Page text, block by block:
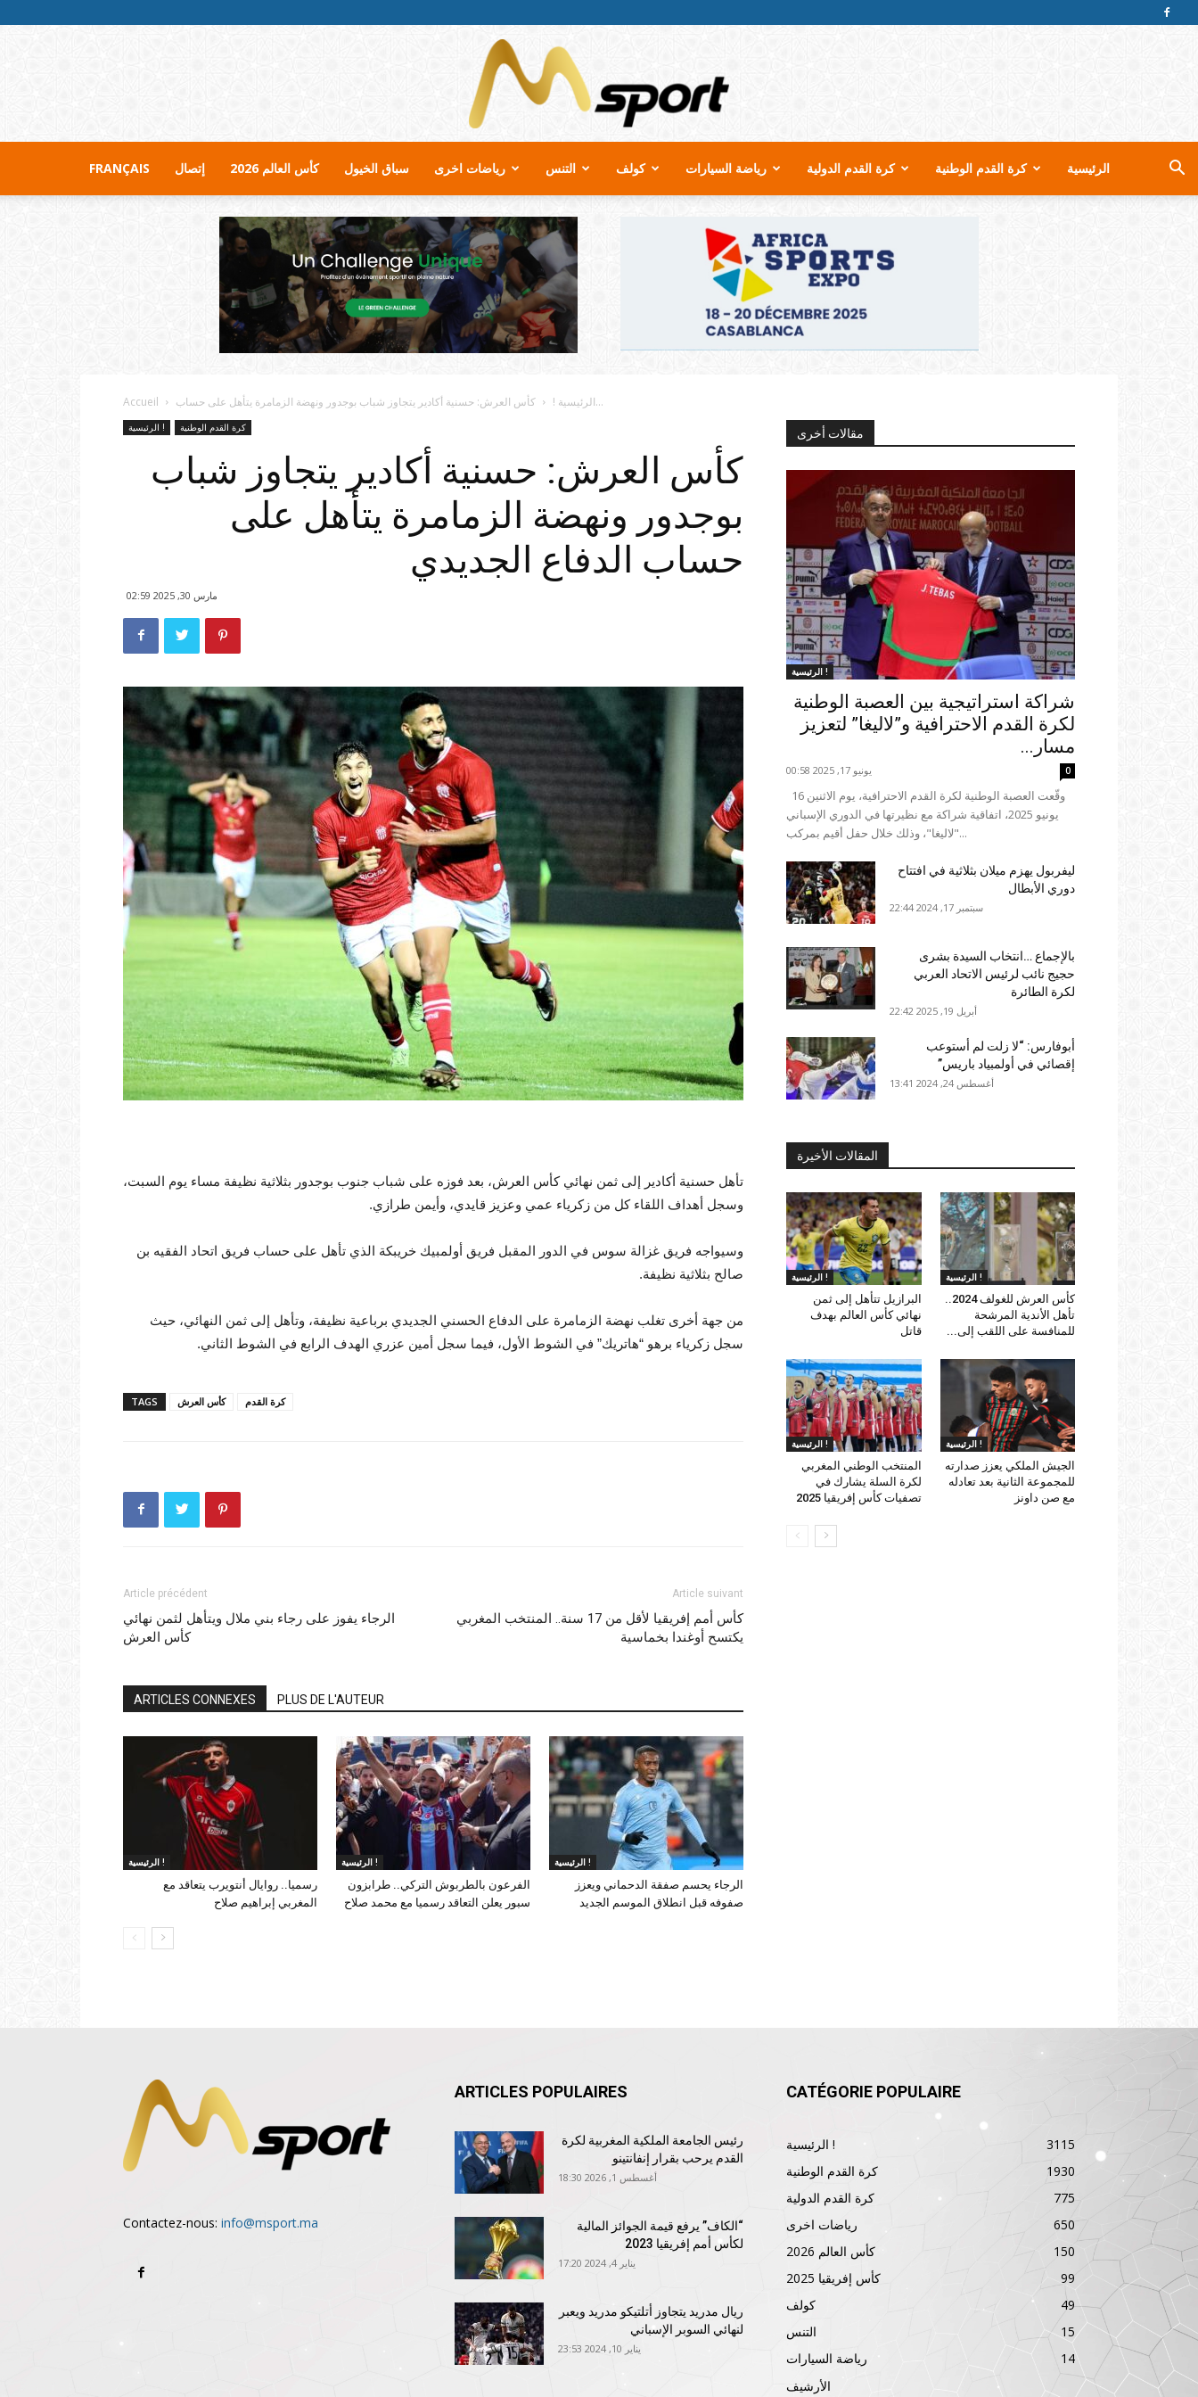
MSport.ma
FRANÇAIS إتصال كأس العالم 2026 سباق الخيول رياضات اخرى التنس كولف رياضة السيارات كرة القدم الدولية كرة القدم الوطنية الرئيسية
Accueil الرئيسية !كأس العرش: حسنية أكادير يتجاوز شباب بوجدور ونهضة الزمامرة يتأهل على حساب...
الرئيسية ! كرة القدم الوطنية
كأس العرش: حسنية أكادير يتجاوز شباب
بوجدور ونهضة الزمامرة يتأهل على
حساب الدفاع الجديدي
مارس 30, 2025 02:59
تأهل حسنية أكادير إلى ثمن نهائي كأس العرش، بعد فوزه على شباب جنوب بوجدور بثلاثية نظيفة مساء يوم السبت،
وسجل أهداف اللقاء كل من زكرياء عمي وعزيز قايدي، وأيمن طرازي.
وسيواجه فريق غزالة سوس في الدور المقبل فريق أولمبيك خريبكة الذي تأهل على حساب فريق اتحاد الفقيه بن
صالح بثلاثية نظيفة.
من جهة أخرى تغلب نهضة الزمامرة على الدفاع الحسني الجديدي برباعية نظيفة، وتأهل إلى ثمن النهائي، حيث
سجل زكرياء برهو “هاتريك” في الشوط الأول، فيما سجل أمين عزري الهدف الرابع في الشوط الثاني.
TAGS كأس العرش كرة القدم
Article précédent
الرجاء يفوز على رجاء بني ملال ويتأهل لثمن نهائي
كأس العرش
Article suivant
كأس أمم إفريقيا لأقل من 17 سنة.. المنتخب المغربي
يكتسح أوغندا بخماسية
ARTICLES CONNEXES PLUS DE L'AUTEUR
الرئيسية !
رسميا.. روايال أنتويرب يتعاقد مع
المغربي إبراهيم صلاح
الرئيسية !
الفرعون بالطربوش التركي.. طرابزون
سبور يعلن التعاقد رسميا مع محمد صلاح
الرئيسية !
الرجاء يحسم صفقة الدحماني ويعزز
صفوفه قبل انطلاق الموسم الجديد
مقالات أخرى
الرئيسية !
شراكة استراتيجية بين العصبة الوطنية
لكرة القدم الاحترافية و”لاليغا” لتعزيز
مسار...
يونيو 17, 2025 00:58 0
يونيو 2025، اتفاقية شراكة مع نظيرتها في الدوري الإسباني
"لاليغا"، وذلك خلال حفل أقيم بمركب...
ليفربول يهزم ميلان بثلاثية في افتتاح
دوري الأبطال
سبتمبر 17, 2024 22:44
بالإجماع …انتخاب السيدة بشرى
حجيج نائب لرئيس الاتحاد العربي
لكرة الطائرة
أبريل 19, 2025 22:42
أبوفارس: “لا زلت لم أستوعب
إقصائي في أولمبياد باريس”
أغسطس 24, 2024 13:41
المقالات الأخيرة
الرئيسية !
البرازيل تتأهل إلى ثمن
نهائي كأس العالم بهدف
قاتل
الرئيسية !
كأس العرش للغولف 2024..
تأهل الأندية المرشحة
للمنافسة على اللقب إلى...
الرئيسية !
المنتخب الوطني المغربي
لكرة السلة يشارك في
تصفيات كأس إفريقيا 2025
الرئيسية !
الجيش الملكي يعزز صدارته
للمجموعة الثانية بعد تعادله
مع صن داونز
Contactez-nous: info@msport.ma
ARTICLES POPULAIRES
رئيس الجامعة الملكية المغربية لكرة
القدم يرحب بقرار إنفانتينو
أغسطس 1, 2026 18:30
“الكاف” يرفع قيمة الجوائز المالية
لكأس أمم إفريقيا 2023
يناير 4, 2024 17:20
ريال مدريد يتجاوز أتلتيكو مدريد ويعبر
لنهائي السوبر الإسباني
يناير 10, 2024 23:53
CATÉGORIE POPULAIRE
الرئيسية !
3115
كرة القدم الوطنية
1930
كرة القدم الدولية
775
رياضات اخرى
650
كأس العالم 2026
150
كأس إفريقيا 2025
99
كولف
49
التنس
15
رياضة السيارات
14
الأرشيف